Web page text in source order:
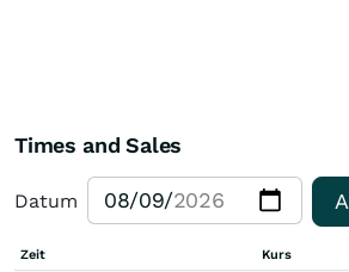
Times and Sales
Datum
Zeit Kurs